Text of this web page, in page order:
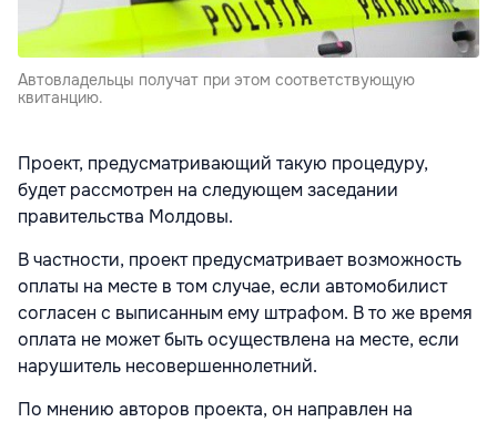
Автовладельцы получат при этом соответствующую
квитанцию.
Проект, предусматривающий такую процедуру,
будет рассмотрен на следующем заседании
правительства Молдовы.
В частности, проект предусматривает возможность
оплаты на месте в том случае, если автомобилист
согласен с выписанным ему штрафом. В то же время
оплата не может быть осуществлена на месте, если
нарушитель несовершеннолетний.
По мнению авторов проекта, он направлен на